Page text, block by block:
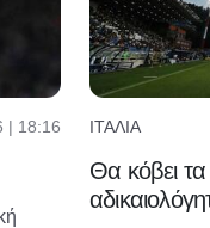
| 18:16 ΙΤΑΛΊΑ
Θα κόβει